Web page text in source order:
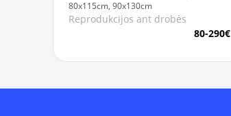
80x115cm, 90x130cm
Reprodukcijos ant drobės
80-290€